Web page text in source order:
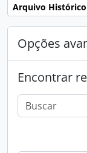
Remover filtro:
Arquivo
Opções
Encontrar